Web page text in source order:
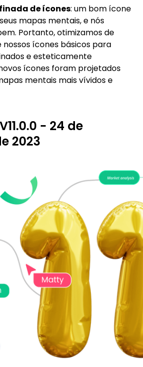
de ícones: um bom ícone
mapas mentais, e nós
Portanto, otimizamos de
ícones básicos para
e esteticamente
ícones foram projetados
mentais mais vívidos e
- 24 de
2023